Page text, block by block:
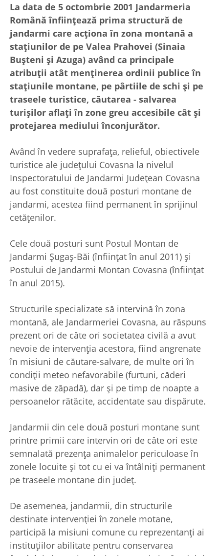
La data de 5 octombrie 2001 Jandarmeria
Română înființează prima structură de
jandarmi care acționa în zona montană a
stațiunilor de pe Valea Prahovei (Sinaia
Bușteni și Azuga) având ca principale
atribuții atât menținerea ordinii publice în
stațiunile montane, pe pârtiile de schi și pe
traseele turistice, căutarea - salvarea
turișilor aflați în zone greu accesibile cât și
protejarea mediului înconjurător.
Având în vedere suprafața, relieful, obiectivele
turistice ale județului Covasna la nivelul
Inspectoratului de Jandarmi Județean Covasna
au fost constituite două posturi montane de
jandarmi, acestea fiind permanent în sprijinul
cetăţenilor.
Cele două posturi sunt Postul Montan de
Jandarmi Șugaș-Băi (înființat în anul 2011) și
Postului de Jandarmi Montan Covasna (înființat
în anul 2015).
Structurile specializate să intervină în zona
montană, ale Jandarmeriei Covasna, au răspuns
prezent ori de câte ori societatea civilă a avut
nevoie de intervenția acestora, fiind angrenate
în misiuni de căutare-salvare, de multe ori în
condiții meteo nefavorabile (furtuni, căderi
masive de zăpadă), dar și pe timp de noapte a
persoanelor rătăcite, accidentate sau dispărute.
Jandarmii din cele două posturi montane sunt
printre primii care intervin ori de câte ori este
semnalată prezența animalelor periculoase în
zonele locuite și tot cu ei va întâlniți permanent
pe traseele montane din județ.
De asemenea, jandarmii, din structurile
destinate intervenției în zonele motane,
participă la misiuni comune cu reprezentanţi ai
instituţiilor abilitate pentru conservarea